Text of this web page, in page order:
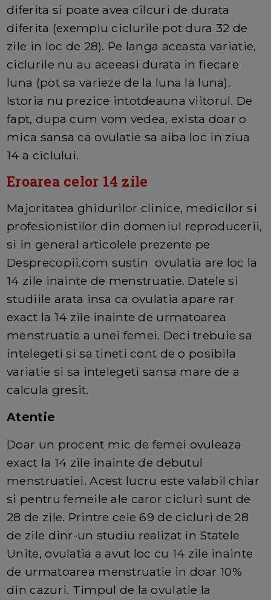
diferita si poate avea cilcuri de durata
diferita (exemplu ciclurile pot dura 32 de
zile in loc de 28). Pe langa aceasta variatie,
ciclurile nu au aceeasi durata in fiecare
luna (pot sa varieze de la luna la luna).
Istoria nu prezice intotdeauna viitorul. De
fapt, dupa cum vom vedea, exista doar o
mica sansa ca ovulatie sa aiba loc in ziua
14 a ciclului.
Eroarea celor 14 zile
Majoritatea ghidurilor clinice, medicilor si
profesionistilor din domeniul reproducerii,
si in general articolele prezente pe
Desprecopii.com sustin ovulatia are loc la
14 zile inainte de menstruatie. Datele si
studiile arata insa ca ovulatia apare rar
exact la 14 zile inainte de urmatoarea
menstruatie a unei femei. Deci trebuie sa
intelegeti si sa tineti cont de o posibila
variatie si sa intelegeti sansa mare de a
calcula gresit.
Atentie
Doar un procent mic de femei ovuleaza
exact la 14 zile inainte de debutul
menstruatiei. Acest lucru este valabil chiar
si pentru femeile ale caror cicluri sunt de
28 de zile. Printre cele 69 de cicluri de 28
de zile dinr-un studiu realizat in Statele
Unite, ovulatia a avut loc cu 14 zile inainte
de urmatoarea menstruatie in doar 10%
din cazuri. Timpul de la ovulatie la